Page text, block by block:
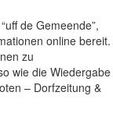
de Gemeende”,
online bereit.
zu
wie die Wiedergabe
– Dorfzeitung &